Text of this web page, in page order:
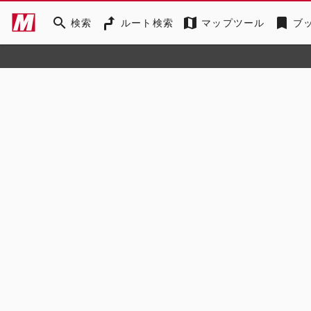
search 検索 ルート検索 map マップツール bookmark ブ